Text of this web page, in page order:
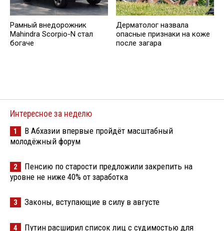
Рамный внедорожник
Mahindra Scorpio-N стал
богаче
Дерматолог назвала
опасные признаки на коже
после загара
Интересное за неделю
1
В Абхазии впервые пройдёт масштабный
молодёжный форум
2
Пенсию по старости предложили закрепить на
уровне не ниже 40% от заработка
3 Законы, вступающие в силу в августе
4
Путин расширил список лиц с судимостью для